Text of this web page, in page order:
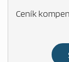
Ceník